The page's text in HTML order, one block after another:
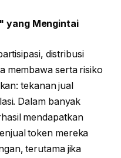
yang Mengintai
distribusi
membawa serta risiko
tekanan jual
Dalam banyak
mendapatkan
token mereka
terutama jika